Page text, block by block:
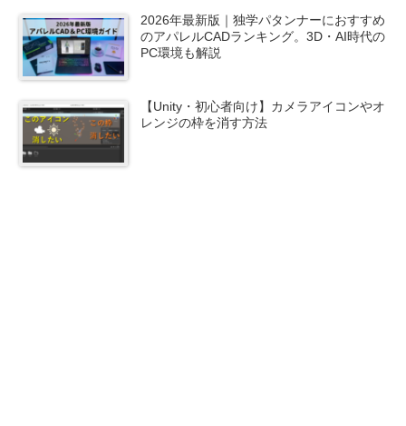
2026年最新版｜独学パタンナーにおすすめ
のアパレルCADランキング。3D・AI時代の
PC環境も解説
【Unity・初心者向け】カメラアイコンやオ
レンジの枠を消す方法